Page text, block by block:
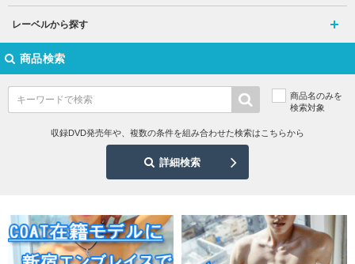
レーベルから探す
商品検索
商品名のみを
検索対象
収録DVD発売年や、複数の条件を組み合わせた検索はこちらから
詳細検索